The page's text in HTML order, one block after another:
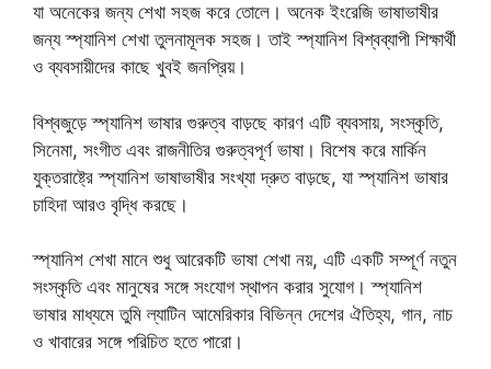
যা অনেকের জন্য শেখা সহজ করে তোলে। অনেক ইংরেজি ভাষাভাষীর
জন্য স্প্যানিশ শেখা তুলনামূলক সহজ। তাই স্প্যানিশ বিশ্বব্যাপী শিক্ষার্থী
ও ব্যবসায়ীদের কাছে খুবই জনপ্রিয়।
বিশ্বজুড়ে স্প্যানিশ ভাষার গুরুত্ব বাড়ছে কারণ এটি ব্যবসায়, সংস্কৃতি,
সিনেমা, সংগীত এবং রাজনীতির গুরুত্বপূর্ণ ভাষা। বিশেষ করে মার্কিন
যুক্তরাষ্ট্রে স্প্যানিশ ভাষাভাষীর সংখ্যা দ্রুত বাড়ছে, যা স্প্যানিশ ভাষার
চাহিদা আরও বৃদ্ধি করছে।
স্প্যানিশ শেখা মানে শুধু আরেকটি ভাষা শেখা নয়, এটি একটি সম্পূর্ণ নতুন
সংস্কৃতি এবং মানুষের সঙ্গে সংযোগ স্থাপন করার সুযোগ। স্প্যানিশ
ভাষার মাধ্যমে তুমি ল্যাটিন আমেরিকার বিভিন্ন দেশের ঐতিহ্য, গান, নাচ
ও খাবারের সঙ্গে পরিচিত হতে পারো।